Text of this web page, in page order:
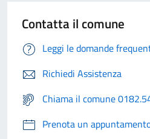
Contatta il comune
Leggi le domande
Richiedi Assistenza
Chiama il comune
Prenota un